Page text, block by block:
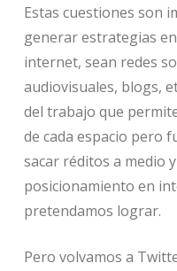
Estas cuestiones son
generar estrategias
internet, sean redes
audiovisuales, blogs,
del trabajo que
de cada espacio pero
sacar réditos a medio
posicionamiento en
pretendamos lograr.
Pero volvamos a